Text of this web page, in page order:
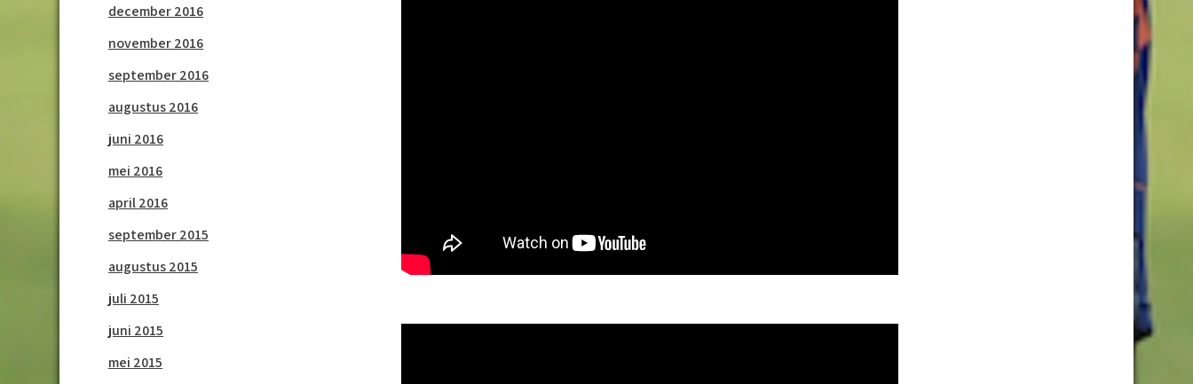
december 2016
november 2016
september 2016
augustus 2016
juni 2016
mei 2016
april 2016
september 2015
augustus 2015
juli 2015
juni 2015
mei 2015